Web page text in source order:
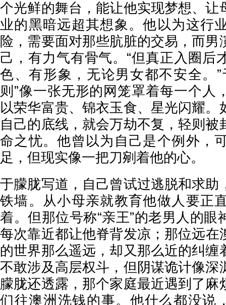
个光鲜的舞台，能让他实现梦想、让
业的黑暗远超其想象。他以为这行
险，需要面对那些肮脏的交易，而男
己，有力气有骨气。“但真正入圈后
色、有形象，无论男女都不安全。
则”像一张无形的网笼罩着每一个人
以荣华富贵、锦衣玉食、星光闪耀。
自己的底线，就会万劫不复，轻则被
命之忧。他曾以为自己是个例外，
足，但现实像一把刀剜着他的心。
于朦胧写道，自己曾试过逃脱和求助
铁墙。从小母亲就教育他做人要正
着。但那位号称“亲王”的老男人的眼
每次靠近都让他脊背发凉；那位远在
的世界那么遥远，却又那么近的纠缠
不敢涉及高层权斗，但阴谋诡计像深
朦胧还透露，那个家庭最近遇到了麻
们往澳洲洗钱的事。他什么都没说